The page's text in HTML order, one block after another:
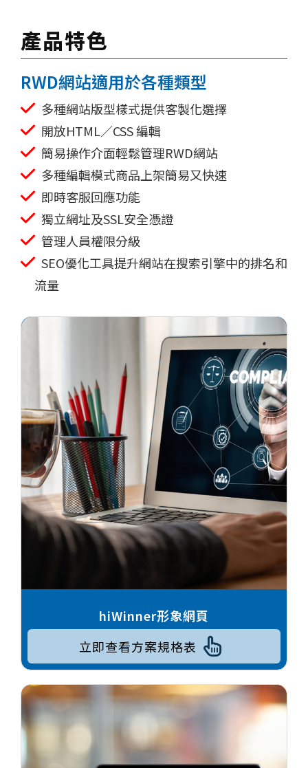
產品特色
RWD網站適用於各種類型
多種網站版型樣式提供客製化選擇
開放HTML／CSS 編輯
簡易操作介面輕鬆管理RWD網站
多種編輯模式商品上架簡易又快速
即時客服回應功能
獨立網址及SSL安全憑證
管理人員權限分級
SEO優化工具提升網站在搜索引擎中的排名和
流量
hiWinner形象網頁
立即查看方案規格表